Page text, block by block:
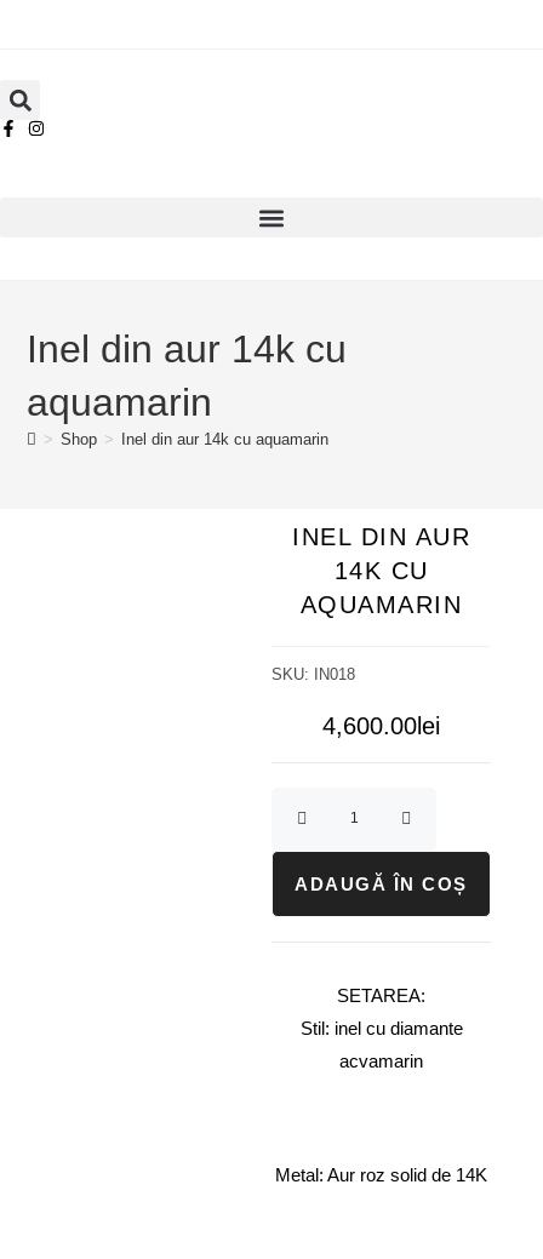
Inel din aur 14k cu
aquamarin
> Shop > Inel din aur 14k cu aquamarin
INEL DIN AUR
14K CU
AQUAMARIN
SKU: IN018
4,600.00lei
ADAUGĂ ÎN COȘ
SETAREA:
Stil: inel cu diamante
acvamarin
Metal: Aur roz solid de 14K